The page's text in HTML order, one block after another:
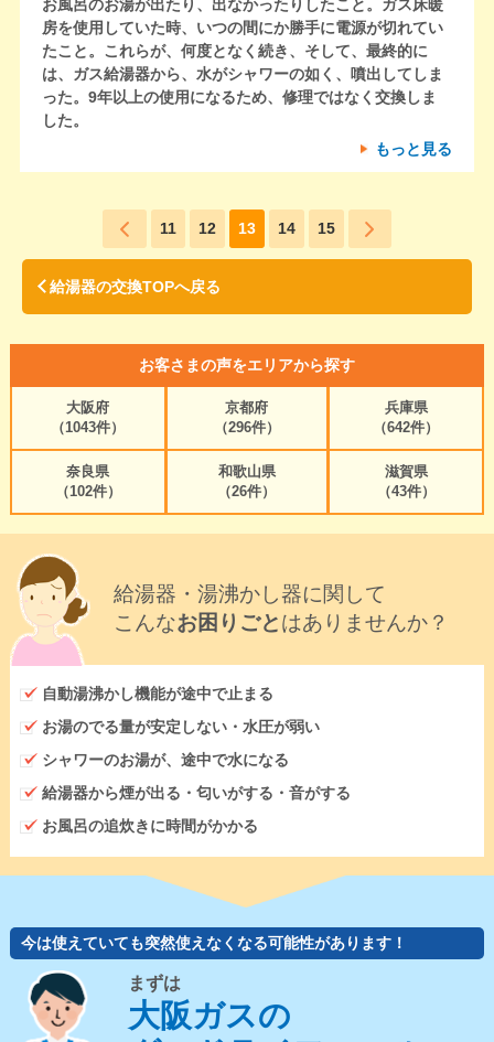
お風呂のお湯が出たり、出なかったりしたこと。ガス床暖
房を使用していた時、いつの間にか勝手に電源が切れてい
たこと。これらが、何度となく続き、そして、最終的に
は、ガス給湯器から、水がシャワーの如く、噴出してしま
った。9年以上の使用になるため、修理ではなく交換しま
した。
もっと見る
11 12 13 14 15
給湯器の交換TOPへ戻る
お客さまの声をエリアから探す
大阪府
（1043件）
京都府
（296件）
兵庫県
（642件）
奈良県
（102件）
和歌山県
（26件）
滋賀県
（43件）
給湯器・湯沸かし器に関して
こんなお困りごとはありませんか？
自動湯沸かし機能が途中で止まる
お湯のでる量が安定しない・水圧が弱い
シャワーのお湯が、途中で水になる
給湯器から煙が出る・匂いがする・音がする
お風呂の追炊きに時間がかかる
今は使えていても突然使えなくなる可能性があります！
まずは
大阪ガスの